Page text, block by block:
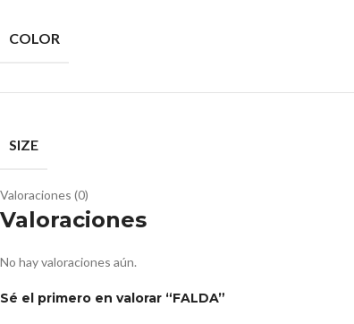
COLOR
SIZE
Valoraciones (0)
Valoraciones
No hay valoraciones aún.
Sé el primero en valorar “FALDA”